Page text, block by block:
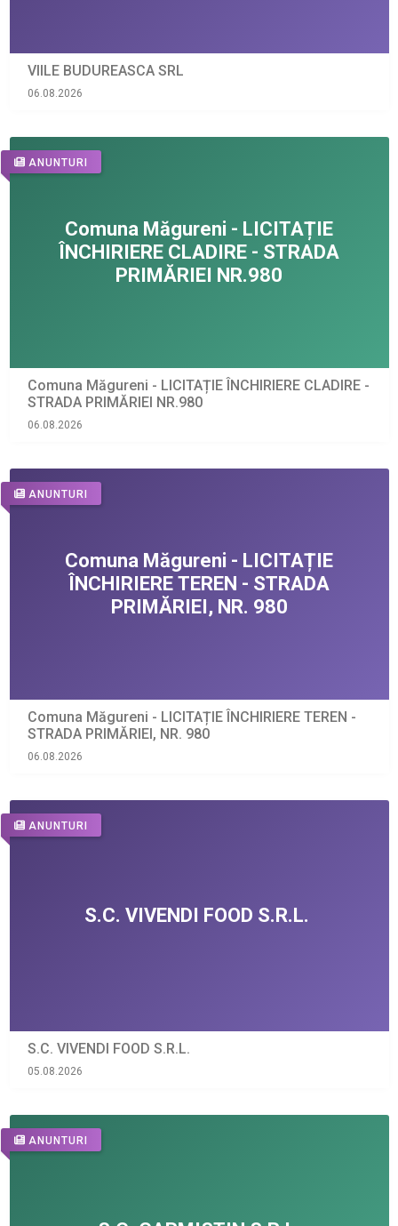
VIILE BUDUREASCA SRL
06.08.2026
ANUNTURI
Comuna Măgureni - LICITAȚIE ÎNCHIRIERE CLADIRE -
STRADA PRIMĂRIEI NR.980
06.08.2026
ANUNTURI
Comuna Măgureni - LICITAȚIE ÎNCHIRIERE TEREN -
STRADA PRIMĂRIEI, NR. 980
06.08.2026
ANUNTURI
S.C. VIVENDI FOOD S.R.L.
05.08.2026
ANUNTURI